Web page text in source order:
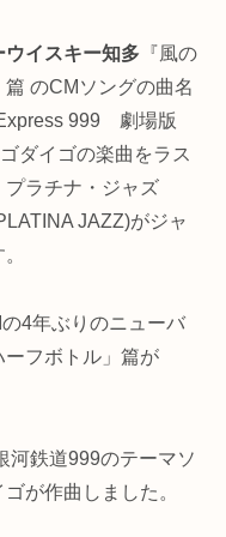
ウイスキー知多 『風の
のCMソングの曲名
999 劇場版
ダイゴの楽曲をラス
ラチナ・ジャズ
JAZZ)がジャ
4年ぶりのニューバ
フボトル」篇が
河鉄道999のテーマソ
が作曲しました。